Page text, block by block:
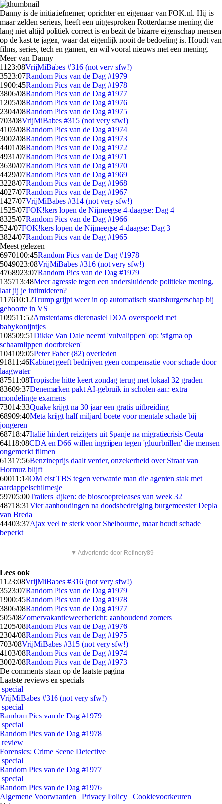
Danny is de initiatiefnemer, oprichter en eigenaar van FOK.nl. Hij is
maar zelden serieus, heeft een uitgesproken Rotterdamse mening die
lang niet altijd politiek correct is en bezit de bizarre eigenschap mensen
op de kast te jagen, waar dat eigenlijk nooit de bedoeling is. Houdt van
films, series, tech en gamen, en wil vooral nieuws met een mening.
Meer van Danny
11 23:08VrijMiBabes #316 (not very sfw!)
3523:07Random Pics van de Dag #1979
1900:45Random Pics van de Dag #1978
3806/08Random Pics van de Dag #1977
1205/08Random Pics van de Dag #1976
2304/08Random Pics van de Dag #1975
703/08VrijMiBabes #315 (not very sfw!)
4103/08Random Pics van de Dag #1974
3002/08Random Pics van de Dag #1973
4401/08Random Pics van de Dag #1972
4931/07Random Pics van de Dag #1971
3630/07Random Pics van de Dag #1970
4429/07Random Pics van de Dag #1969
3228/07Random Pics van de Dag #1968
4027/07Random Pics van de Dag #1967
1427/07VrijMiBabes #314 (not very sfw!)
1525/07FOK!kers lopen de Nijmeegse 4-daagse: Dag 4
8325/07Random Pics van de Dag #1966
524/07FOK!kers lopen de Nijmeegse 4-daagse: Dag 3
3824/07Random Pics van de Dag #1965
Meest gelezen
6970100:45Random Pics van de Dag #1978
5049023:08VrijMiBabes #316 (not very sfw!)
4768923:07Random Pics van de Dag #1979
135713:48Meer agressie tegen een andersluidende politieke mening,
laat jij je intimideren?
117610:12Trump grijpt weer in op automatisch staatsburgerschap bij
geboorte in VS
109511:52Amsterdams dierenasiel DOA overspoeld met
babykonijntjes
108509:51Dikke Van Dale neemt 'vulvalippen' op: 'stigma op
schaamlippen doorbreken'
104109:05Peter Faber (82) overleden
91811:46Kabinet geeft bedrijven geen compensatie voor schade door
laagwater
87511:08Tropische hitte keert zondag terug met lokaal 32 graden
83609:37Denemarken pakt AI-gebruik in scholen aan: extra
mondelinge examens
73014:33Quake krijgt na 30 jaar een gratis uitbreiding
68909:40Meta krijgt half miljard boete voor mentale schade bij
jongeren
68718:47Italië hindert reizigers uit Spanje na migratiecrisis Ceuta
64118:08CDA en D66 willen ingrijpen tegen 'gluurbrillen' die mensen
ongemerkt filmen
61317:56Benzineprijs daalt verder, onzekerheid over Straat van
Hormuz blijft
60011:14OM eist TBS tegen verwarde man die agenten stak met
aardappelschilmesje
59705:00Trailers kijken: de bioscoopreleases van week 32
48718:31Vier aanhoudingen na doodsbedreiging burgemeester Depla
van Breda
44403:37Ajax veel te sterk voor Shelbourne, maar houdt schade
beperkt
▼ Advertentie door Refinery89
Lees ook
11 23:08VrijMiBabes #316 (not very sfw!)
3523:07Random Pics van de Dag #1979
1900:45Random Pics van de Dag #1978
3806/08Random Pics van de Dag #1977
505/08Zomervakantieweerbericht: aanhoudend zomers
1205/08Random Pics van de Dag #1976
2304/08Random Pics van de Dag #1975
703/08VrijMiBabes #315 (not very sfw!)
4103/08Random Pics van de Dag #1974
3002/08Random Pics van de Dag #1973
De comments staan op de laatste pagina
Laatste reviews en specials
special
VrijMiBabes #316 (not very sfw!)
special
Random Pics van de Dag #1979
special
Random Pics van de Dag #1978
review
Forensics: Crime Scene Detective
special
Random Pics van de Dag #1977
special
Random Pics van de Dag #1976
Algemene Voorwaarden | Privacy Policy | Cookievoorkeuren